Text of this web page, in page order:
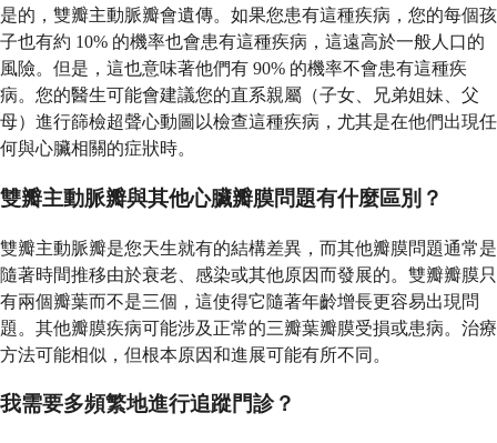
是的，雙瓣主動脈瓣會遺傳。如果您患有這種疾病，您的每個孩
子也有約 10% 的機率也會患有這種疾病，這遠高於一般人口的
風險。但是，這也意味著他們有 90% 的機率不會患有這種疾
病。您的醫生可能會建議您的直系親屬（子女、兄弟姐妹、父
母）進行篩檢超聲心動圖以檢查這種疾病，尤其是在他們出現任
何與心臟相關的症狀時。
雙瓣主動脈瓣與其他心臟瓣膜問題有什麼區別？
雙瓣主動脈瓣是您天生就有的結構差異，而其他瓣膜問題通常是
隨著時間推移由於衰老、感染或其他原因而發展的。雙瓣瓣膜只
有兩個瓣葉而不是三個，這使得它隨著年齡增長更容易出現問
題。其他瓣膜疾病可能涉及正常的三瓣葉瓣膜受損或患病。治療
方法可能相似，但根本原因和進展可能有所不同。
我需要多頻繁地進行追蹤門診？